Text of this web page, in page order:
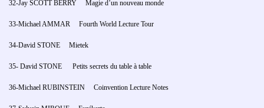
32-Jay SCOTT BERRY Magie d’un nouveau monde
33-Michael AMMAR Fourth World Lecture Tour
34-David STONE Mietek
35- David STONE Petits secrets du table à table
36-Michael RUBINSTEIN Coinvention Lecture Notes